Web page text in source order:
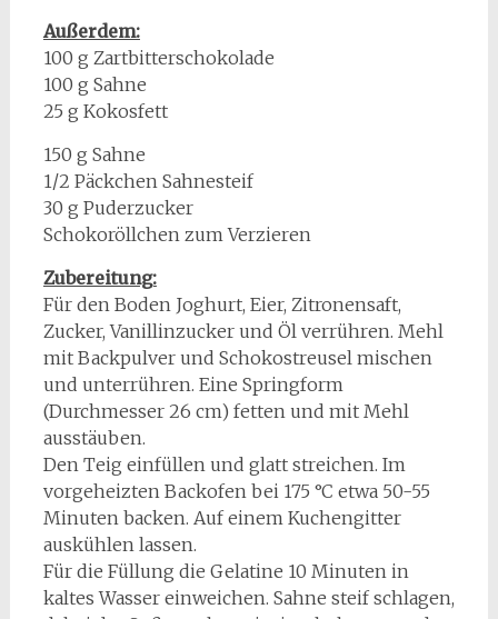
Außerdem:
100 g Zartbitterschokolade
100 g Sahne
25 g Kokosfett
150 g Sahne
1/2 Päckchen Sahnesteif
30 g Puderzucker
Schokoröllchen zum Verzieren
Zubereitung:
Für den Boden Joghurt, Eier, Zitronensaft,
Zucker, Vanillinzucker und Öl verrühren. Mehl
mit Backpulver und Schokostreusel mischen
und unterrühren. Eine Springform
(Durchmesser 26 cm) fetten und mit Mehl
ausstäuben.
Den Teig einfüllen und glatt streichen. Im
vorgeheizten Backofen bei 175 °C etwa 50-55
Minuten backen. Auf einem Kuchengitter
auskühlen lassen.
Für die Füllung die Gelatine 10 Minuten in
kaltes Wasser einweichen. Sahne steif schlagen,